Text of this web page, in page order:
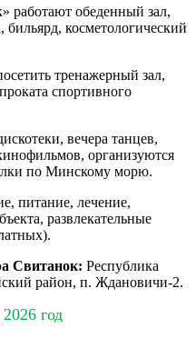
обеденный зал,
бильярд, косметологический
тренажерный зал,
спортивного
вечера танцев,
организуются
по Минскому морю.
питание, лечение,
развлекательные
Свитанок: Республика
район, п. Ждановичи-2.
год